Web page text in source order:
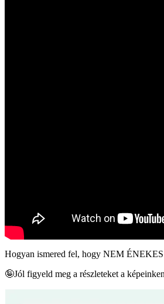
Hogyan ismered fel, hogy NEM
🤪Jól figyeld meg a részleteket a